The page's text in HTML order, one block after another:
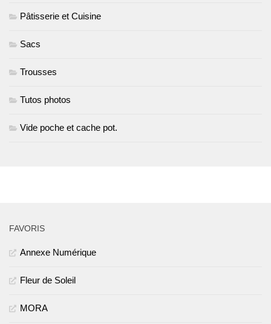
Pâtisserie et Cuisine
Sacs
Trousses
Tutos photos
Vide poche et cache pot.
FAVORIS
Annexe Numérique
Fleur de Soleil
MORA